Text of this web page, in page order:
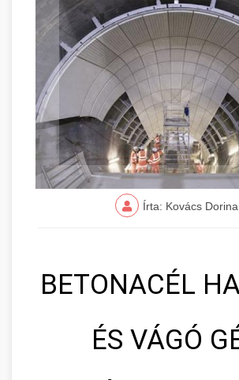
Írta: Kovács Dorina
BETONACÉL
ÉS VÁGÓ